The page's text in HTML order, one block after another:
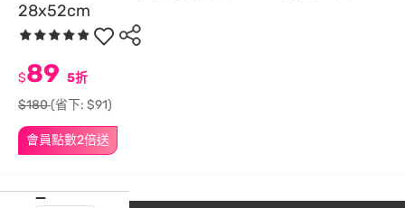
28x52cm
會員點數2倍送
$89 5折
$180(省下: $91)